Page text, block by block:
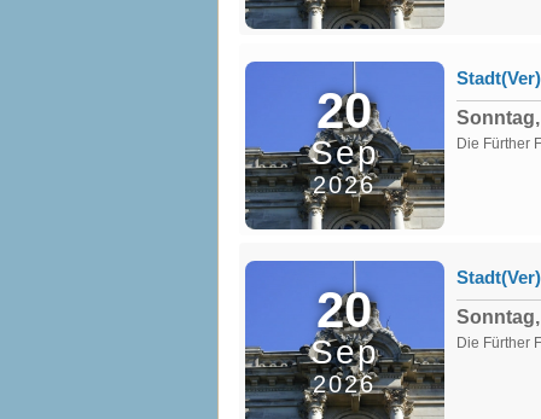
20
Sep
2026
Die Fürther
20
Sep
2026
Die Fürther